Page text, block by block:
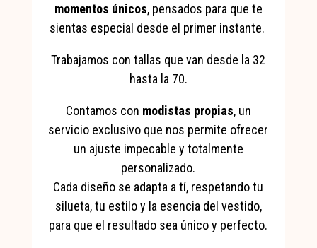
momentos únicos, pensados para que te
sientas especial desde el primer instante.
Trabajamos con tallas que van desde la 32
hasta la 70.
Contamos con modistas propias, un
servicio exclusivo que nos permite ofrecer
un ajuste impecable y totalmente
personalizado.
Cada diseño se adapta a tí, respetando tu
silueta, tu estilo y la esencia del vestido,
para que el resultado sea único y perfecto.